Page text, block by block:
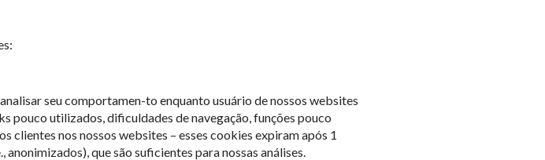
seu comportamen-to enquanto usuário de nossos websites
pouco utilizados, dificuldades de navegação, funções pouco
clientes nos nossos websites – esses cookies expiram após 1
que são suficientes para nossas análises.